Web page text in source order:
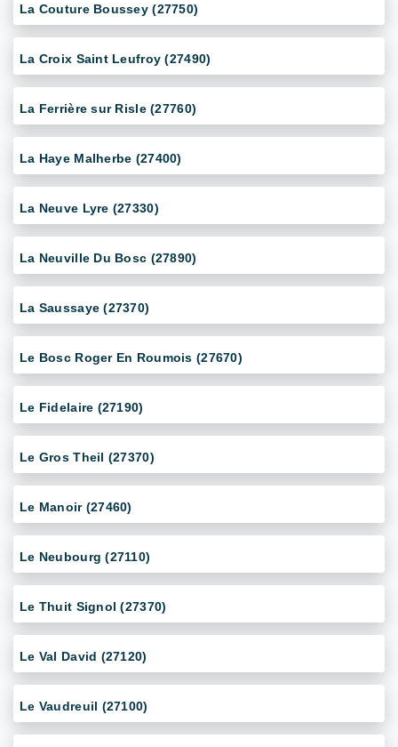
La Couture Boussey (27750)
La Croix Saint Leufroy (27490)
La Ferrière sur Risle (27760)
La Haye Malherbe (27400)
La Neuve Lyre (27330)
La Neuville Du Bosc (27890)
La Saussaye (27370)
Le Bosc Roger En Roumois (27670)
Le Fidelaire (27190)
Le Gros Theil (27370)
Le Manoir (27460)
Le Neubourg (27110)
Le Thuit Signol (27370)
Le Val David (27120)
Le Vaudreuil (27100)